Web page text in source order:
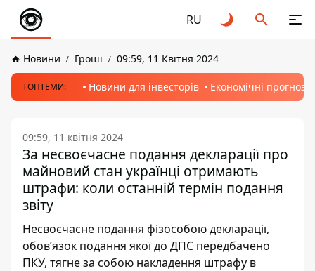
RU
Новини Гроші 09:59, 11 Квітня 2024
ТОПТЕМИ: Новини для інвесторів Економічні прогнози
09:59, 11 квітня 2024
За несвоєчасне подання декларації про
майновий стан українці отримають
штрафи: коли останній термін подання
звіту
Несвоєчасне подання фізособою декларації,
обов’язок подання якої до ДПС передбачено
ПКУ, тягне за собою накладення штрафу в